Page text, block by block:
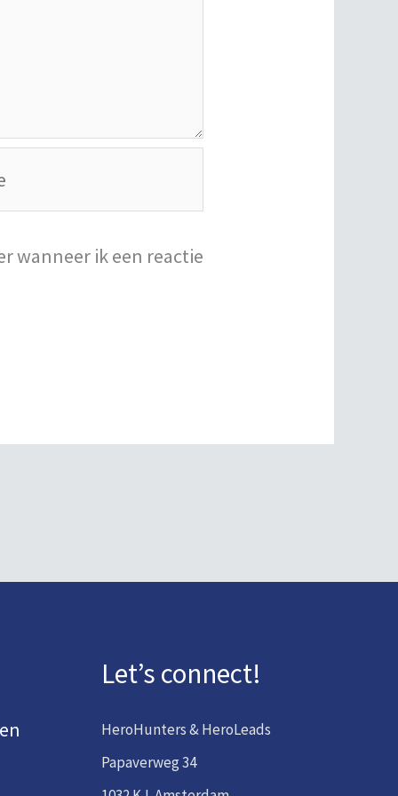
wanneer ik een reactie
Let’s connect!
HeroHunters & HeroLeads
Papaverweg 34